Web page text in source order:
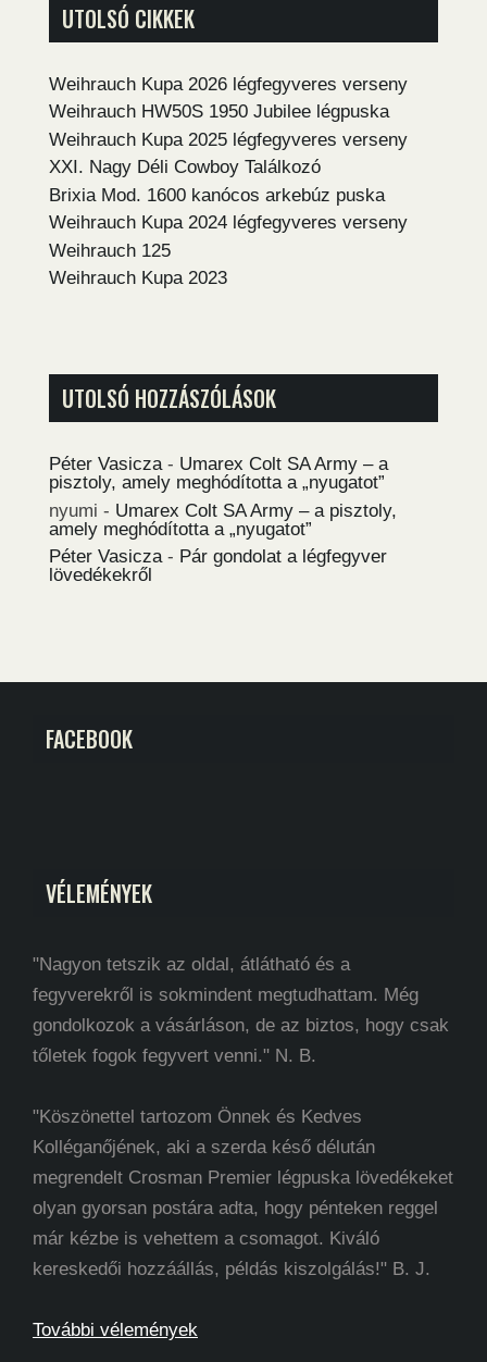
UTOLSÓ CIKKEK
Weihrauch Kupa 2026 légfegyveres verseny
Weihrauch HW50S 1950 Jubilee légpuska
Weihrauch Kupa 2025 légfegyveres verseny
XXI. Nagy Déli Cowboy Találkozó
Brixia Mod. 1600 kanócos arkebúz puska
Weihrauch Kupa 2024 légfegyveres verseny
Weihrauch 125
Weihrauch Kupa 2023
UTOLSÓ HOZZÁSZÓLÁSOK
Péter Vasicza- Umarex Colt SA Army – a
pisztoly, amely meghódította a „nyugatot”
nyumi - Umarex Colt SA Army – a pisztoly,
amely meghódította a „nyugatot”
Péter Vasicza- Pár gondolat a légfegyver
lövedékekről
FACEBOOK
VÉLEMÉNYEK
"Nagyon tetszik az oldal, átlátható és a
fegyverekről is sokmindent megtudhattam. Még
gondolkozok a vásárláson, de az biztos, hogy csak
tőletek fogok fegyvert venni." N. B.
"Köszönettel tartozom Önnek és Kedves
Kolléganőjének, aki a szerda késő délután
megrendelt Crosman Premier légpuska lövedékeket
olyan gyorsan postára adta, hogy pénteken reggel
már kézbe is vehettem a csomagot. Kiváló
kereskedői hozzáállás, példás kiszolgálás!" B. J.
További vélemények